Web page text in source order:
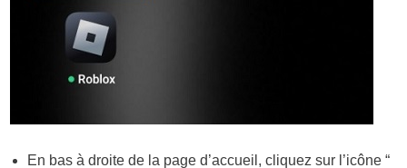
En bas à droite de la page d’accueil, cliquez sur l’icône “